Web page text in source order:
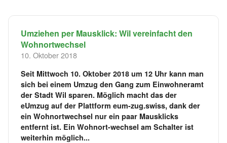
Umziehen per Mausklick: Wil vereinfacht den
Wohnortwechsel
10. Oktober 2018
Seit Mittwoch 10. Oktober 2018 um 12 Uhr kann man
sich bei einem Umzug den Gang zum Einwohneramt
der Stadt Wil sparen. Möglich macht das der
eUmzug auf der Plattform eum-zug.swiss, dank der
ein Wohnortwechsel nur ein paar Mausklicks
entfernt ist. Ein Wohnort-wechsel am Schalter ist
weiterhin möglich...